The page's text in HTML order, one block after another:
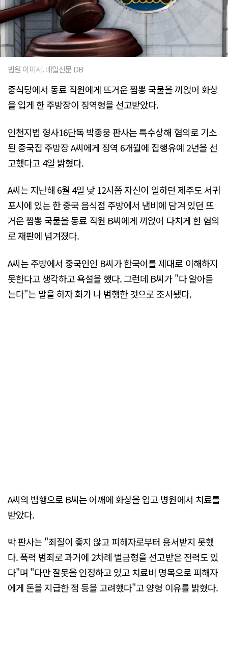
법원 이미지. 매일신문 DB
중식당에서 동료 직원에게 뜨거운 짬뽕 국물을 끼얹어 화상
을 입게 한 주방장이 징역형을 선고받았다.
인천지법 형사16단독 박종웅 판사는 특수상해 혐의로 기소
된 중국집 주방장 A씨에게 징역 6개월에 집행유예 2년을 선
고했다고 4일 밝혔다.
A씨는 지난해 6월 4일 낮 12시쯤 자신이 일하던 제주도 서귀
포시에 있는 한 중국 음식점 주방에서 냄비에 담겨 있던 뜨
거운 짬뽕 국물을 동료 직원 B씨에게 끼얹어 다치게 한 혐의
로 재판에 넘겨졌다.
A씨는 주방에서 중국인인 B씨가 한국어를 제대로 이해하지
못한다고 생각하고 욕설을 했다. 그런데 B씨가 "다 알아듣
는다"는 말을 하자 화가 나 범행한 것으로 조사됐다.
A씨의 범행으로 B씨는 어깨에 화상을 입고 병원에서 치료를
받았다.
박 판사는 "죄질이 좋지 않고 피해자로부터 용서받지 못했
다. 폭력 범죄로 과거에 2차례 벌금형을 선고받은 전력도 있
다"며 "다만 잘못을 인정하고 있고 치료비 명목으로 피해자
에게 돈을 지급한 점 등을 고려했다"고 양형 이유를 밝혔다.